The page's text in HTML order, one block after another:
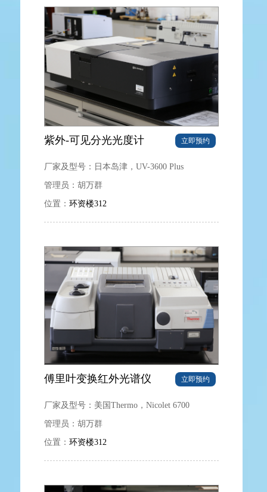
紫外-可见分光光度计 立即预约
厂家及型号： 日本岛津，UV-3600 Plus
管理员： 胡万群
位置： 环资楼312
傅里叶变换红外光谱仪 立即预约
厂家及型号： 美国Thermo，Nicolet 6700
管理员： 胡万群
位置： 环资楼312